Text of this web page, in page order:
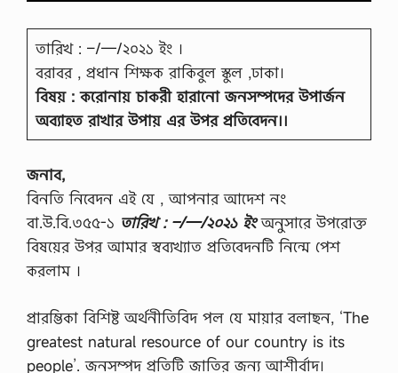
তারিখ : –/—/২০২১ ইং ।
বরাবর , প্রধান শিক্ষক রাকিবুল স্কুল ,ঢাকা।
বিষয় : করােনায় চাকরী হারানাে জনসম্পদের উপার্জন
অব্যাহত রাখার উপায় এর উপর প্রতিবেদন।।
জনাব,
বিনতি নিবেদন এই যে , আপনার আদেশ নং
বা.উ.বি.৩৫৫-১ তারিখ : –/—/২০২১ ইংঅনুসারে উপরােক্ত
বিষয়ের উপর আমার স্বব্যখ্যাত প্রতিবেদনটি নিন্মে পেশ
করলাম ।
প্রারম্ভিকা বিশিষ্ট অর্থনীতিবিদ পল যে মায়ার বলাছন, ‘The
greatest natural resource of our country is its
people’. জনসম্পদ প্রতিটি জাতির জন্য আশীর্বাদ।